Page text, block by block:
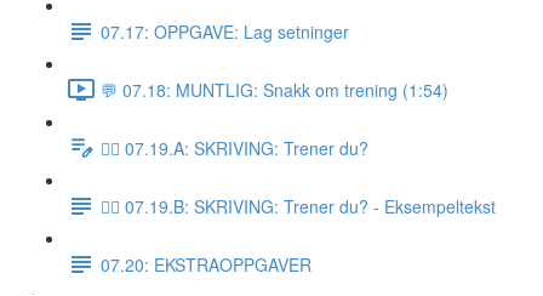
07.17: OPPGAVE: Lag setninger
💬 07.18: MUNTLIG: Snakk om trening (1:54)
✍🏼 07.19.A: SKRIVING: Trener du?
✍🏼 07.19.B: SKRIVING: Trener du? - Eksempeltekst
07.20: EKSTRAOPPGAVER